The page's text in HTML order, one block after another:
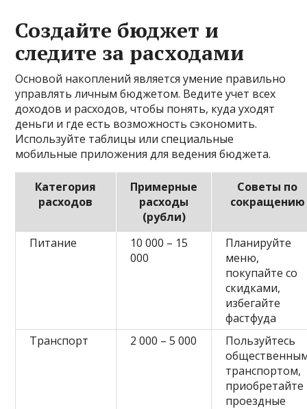
Создайте бюджет и
следите за расходами
Основой накоплений является умение правильно
управлять личным бюджетом. Ведите учет всех
доходов и расходов, чтобы понять, куда уходят
деньги и где есть возможность сэкономить.
Используйте таблицы или специальные
мобильные приложения для ведения бюджета.
Категория
расходов
Примерные
расходы
(рубли)
Советы по
сокращению
Питание
10 000 – 15
000
Планируйте
меню,
покупайте со
скидками,
избегайте
фастфуда
Транспорт
2 000 – 5 000
Пользуйтесь
транспортом,
приобретайте
проездные